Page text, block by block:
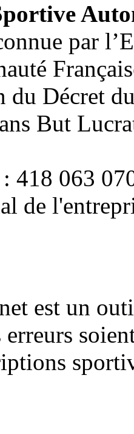
par
du Décret
But
418 063
de
est un